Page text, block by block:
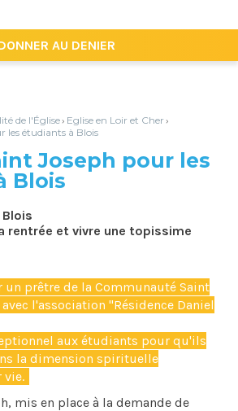
AU DENIER
de l'Église› Eglise en Loir et Cher›
les étudiants à Blois
Joseph pour les
Blois
rentrée et vivre une topissime
un prêtre de la Communauté Saint
l'association "Résidence Daniel
aux étudiants pour qu'ils
la dimension spirituelle
vie.
mis en place à la demande de